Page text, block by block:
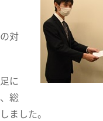
対
に
総
ました。